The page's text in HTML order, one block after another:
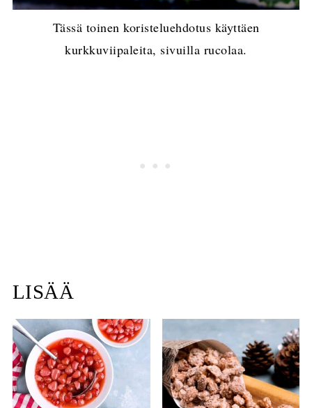
Tässä toinen koristeluehdotus käyttäen
kurkkuviipaleita, sivuilla rucolaa.
LISÄÄ